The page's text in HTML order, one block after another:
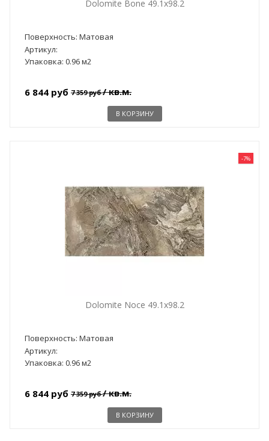
Dolomite Bone 49.1x98.2
Поверхность: Матовая
Артикул:
Упаковка: 0.96 м2
6 844 руб 7 359 руб/ кв.м.
В КОРЗИНУ
-7%
Dolomite Noce 49.1x98.2
Поверхность: Матовая
Артикул:
Упаковка: 0.96 м2
6 844 руб 7 359 руб/ кв.м.
В КОРЗИНУ